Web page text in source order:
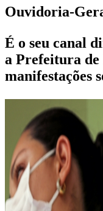
Ouvidoria-
É o seu canal
a Prefeitura
manifestações